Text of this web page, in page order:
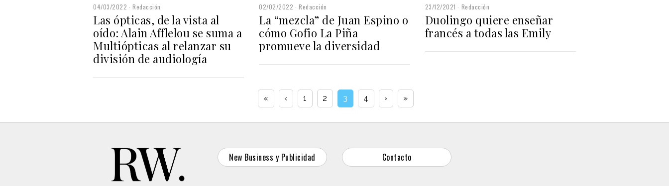
04/03/2022 Redacción
Las ópticas, de la vista al
oído: Alain Afflelou se suma a
Multiópticas al relanzar su
división de audiología
02/02/2022 Redacción
La “mezcla” de Juan Espino o
cómo Gofio La Piña
promueve la diversidad
23/12/2021 Redacción
Duolingo quiere enseñar
francés a todas las Emily
« ‹ 1 2 3 4 › »
New Business y Publicidad Contacto